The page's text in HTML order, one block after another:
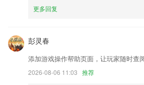
1.栏目每日更新，及时发布最新职业动态。
3.及时反馈学习情况，有啥不会的知识点可以不
4.为老师、家长提供简单、便捷、可视化的学
生及时解决学习过程中所遇问题;
更多回复
彭灵春
添加游戏操作帮助页面，让玩家随时查
2026-08-06 11:03 推荐